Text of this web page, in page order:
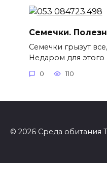
Семечки.
Семечки грызут
Недаром для этого
0 110
© 2026 Среда обитания